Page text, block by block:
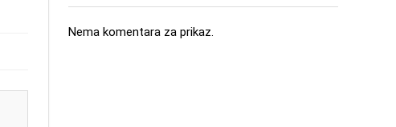
Nema komentara za prikaz.